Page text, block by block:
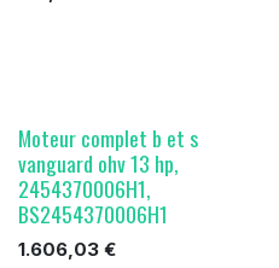
Moteur complet b et s
vanguard ohv 13 hp,
2454370006H1,
BS2454370006H1
1.606,03 €